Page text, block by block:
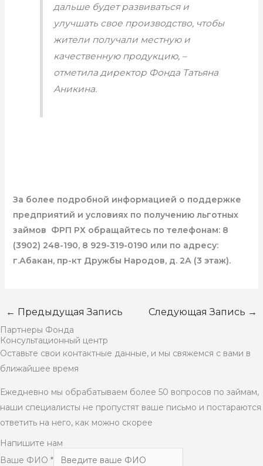
дальше будет развиваться и
улучшать свое производство, чтобы
жители получали местную и
качественную продукцию, –
отметила директор Фонда Татьяна
Аникина.
За более подробной информацией о поддержке
предприятий и условиях по получению льготных
займов ФРП РХ обращайтесь по телефонам: 8
(3902) 248-190, 8 929-319-0190 или по адресу:
г.Абакан, пр-кт Дружбы Народов, д. 2А (3 этаж).
← Предыдущая Запись Следующая Запись →
Партнеры Фонда
Консультационный центр
Оставьте свои контактные данные, и мы свяжемся с вами в
ближайшее время
Ежедневно мы обрабатываем более 50 вопросов по займам,
наши специалисты не пропустят ваше письмо и постараются
ответить на него, как можно скорее
Напишите нам
Ваше ФИО *